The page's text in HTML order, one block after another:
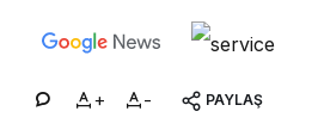
+ - PAYLAŞ